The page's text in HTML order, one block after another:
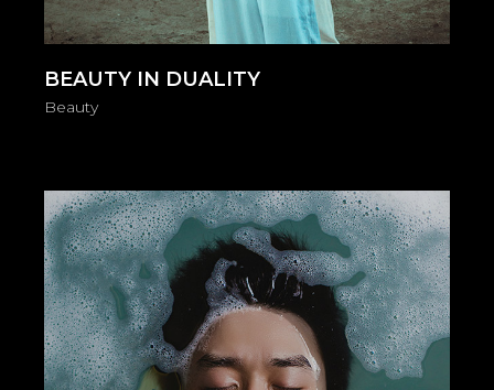
BEAUTY IN DUALITY
Beauty